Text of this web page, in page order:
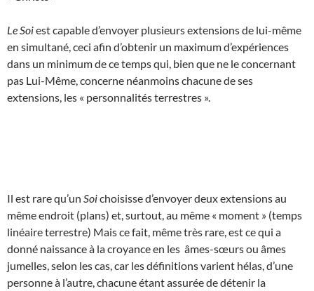
Le Soiest capable d’envoyer plusieurs extensions de lui-même
en simultané, ceci afin d’obtenir un maximum d’expériences
dans un minimum de ce temps qui, bien que ne le concernant
pas Lui-Même, concerne néanmoins chacune de ses
extensions, les « personnalités terrestres ».
Il est rare qu’un Soichoisisse d’envoyer deux extensions au
même endroit (plans) et, surtout, au même « moment » (temps
linéaire terrestre) Mais ce fait, même très rare, est ce qui a
donné naissance à la croyance en les âmes-sœurs ou âmes
jumelles, selon les cas, car les définitions varient hélas, d’une
personne à l’autre, chacune étant assurée de détenir la